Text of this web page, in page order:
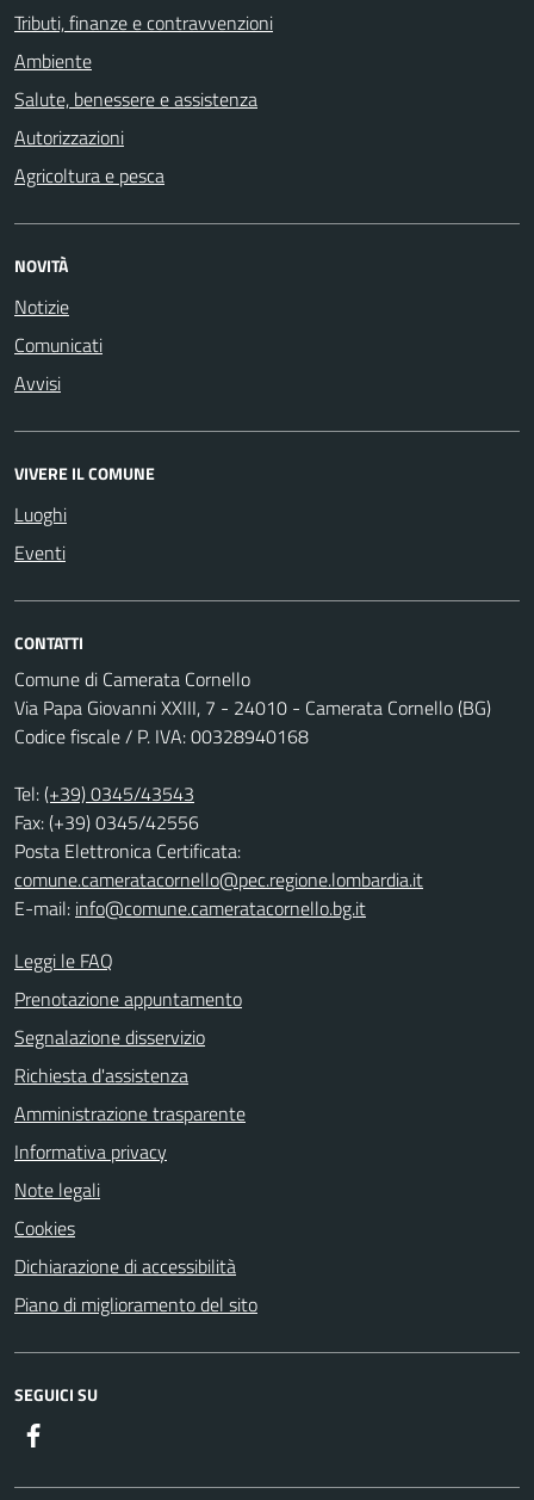
Tributi, finanze e contravvenzioni
Ambiente
Salute, benessere e assistenza
Autorizzazioni
Agricoltura e pesca
NOVITÀ
Notizie
Comunicati
Avvisi
VIVERE IL COMUNE
Luoghi
Eventi
CONTATTI
Comune di Camerata Cornello
Via Papa Giovanni XXIII, 7 - 24010 - Camerata Cornello (BG)
Codice fiscale / P. IVA: 00328940168
Tel:(+39) 0345/43543
Fax: (+39) 0345/42556
Posta Elettronica Certificata:
comune.cameratacornello@pec.regione.lombardia.it
E-mail: info@comune.cameratacornello.bg.it
Leggi le FAQ
Prenotazione appuntamento
Segnalazione disservizio
Richiesta d'assistenza
Amministrazione trasparente
Informativa privacy
Note legali
Cookies
Dichiarazione di accessibilità
Piano di miglioramento del sito
SEGUICI SU